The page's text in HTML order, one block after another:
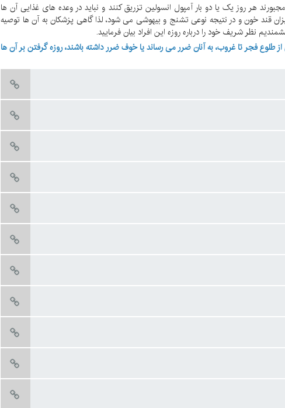
مجبورند هر روز یک یا دو بار آمپول انسولین تزریق کنند و نباید در وعده های غذایی آن ها
قند خون و در نتیجه نوعی تشنج و بیهوشی می شود، لذا گاهی پزشکان به آن ها توصیه
نظر شریف خود را درباره روزه این افراد بیان فرمایید.
طلوع فجر تا غروب، به آنان ضرر می رساند یا خوف ضرر داشته باشند، روزه گرفتن بر آن ها